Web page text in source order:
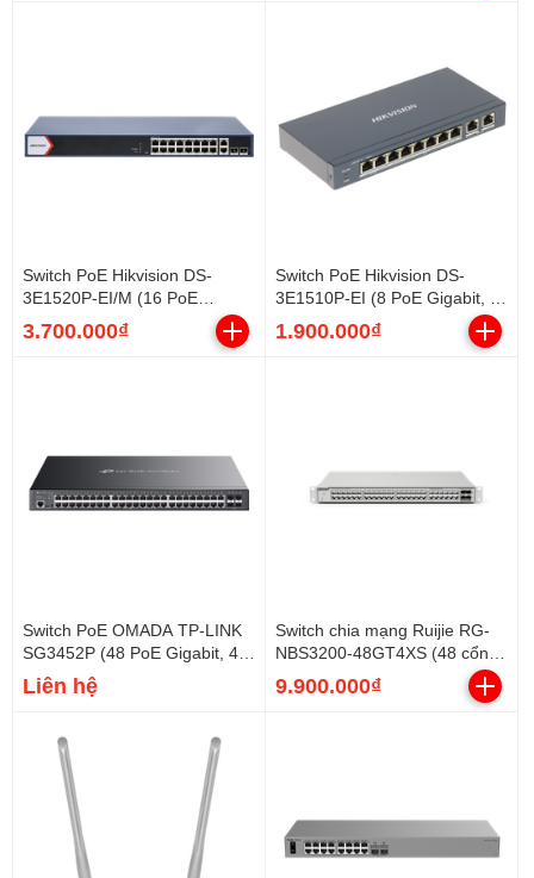
Switch PoE Hikvision DS-
3E1520P-EI/M (16 PoE
Gigabit, 2 uplink Gigabit, 2
SFP, 125W)
3.700.000₫
Switch PoE Hikvision DS-
3E1510P-EI (8 PoE Gigabit, 2
uplink Gigabit, 110W)
1.900.000₫
Switch PoE OMADA TP-LINK
SG3452P (48 PoE Gigabit, 4
SFP, 384W)
Liên hệ
Switch chia mạng Ruijie RG-
NBS3200-48GT4XS (48 cổng
Gigabit, 4 cổng SFP)
9.900.000₫